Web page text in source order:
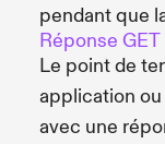
pendant que
Réponse GET
Le point de
application
avec une